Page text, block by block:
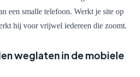
een smalle telefoon. Werkt je site op
hij voor vrijwel iedereen die zoomt.
weglaten in de mobiele